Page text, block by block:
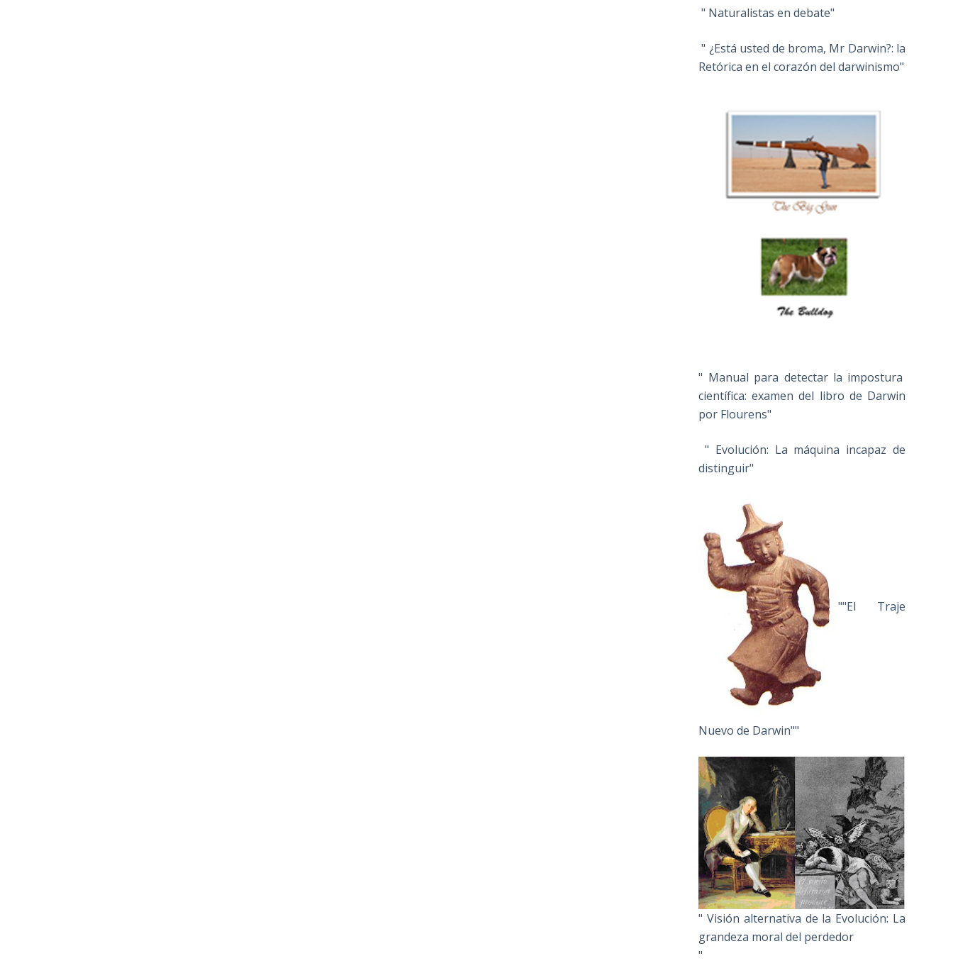
" Naturalistas en debate"
" ¿Está usted de broma, Mr Darwin?: la
Retórica en el corazón del darwinismo"
" Manual para detectar la impostura
científica: examen del libro de Darwin
por Flourens"
" Evolución: La máquina incapaz de
distinguir"
""El Traje
Nuevo de Darwin""
" Visión alternativa de la Evolución: La
grandeza moral del perdedor
"